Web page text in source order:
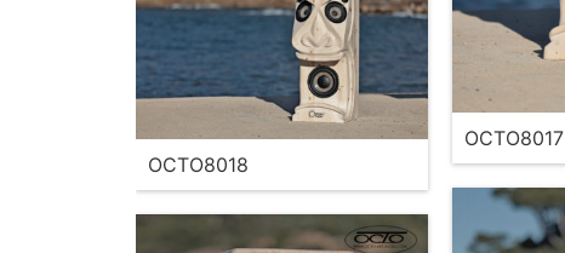
OCTO8017
OCTO8018